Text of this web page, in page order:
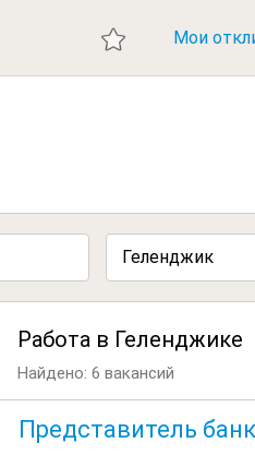
Мои
Работа в Геленджике
Найдено: 6 вакансий
Представитель